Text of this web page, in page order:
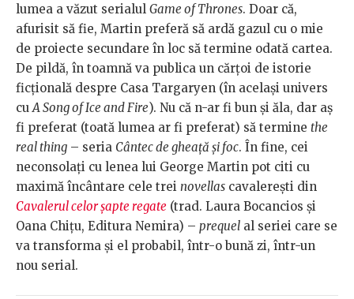
lumea a văzut serialul Game of Thrones. Doar că,
afurisit să fie, Martin preferă să ardă gazul cu o mie
de proiecte secundare în loc să termine odată cartea.
De pildă, în toamnă va publica un cărțoi de istorie
ficțională despre Casa Targaryen (în același univers
cuA Song of Ice and Fire). Nu că n-ar fi bun și ăla, dar aș
fi preferat (toată lumea ar fi preferat) să termine the
real thing – seria Cântec de gheață și foc. În fine, cei
neconsolați cu lenea lui George Martin pot citi cu
maximă încântare cele trei novellas cavalerești din
Cavalerul celor șapte regate (trad. Laura Bocancios și
Oana Chiţu, Editura Nemira) – prequel al seriei care se
va transforma și el probabil, într-o bună zi, într-un
nou serial.